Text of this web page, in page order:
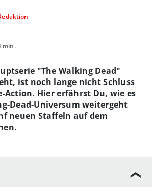
min.
"The Walking Dead"
ist noch lange nicht Schluss
Action. Hier erfährst Du, wie es
Dead-Universum weitergeht
neuen Staffeln auf dem